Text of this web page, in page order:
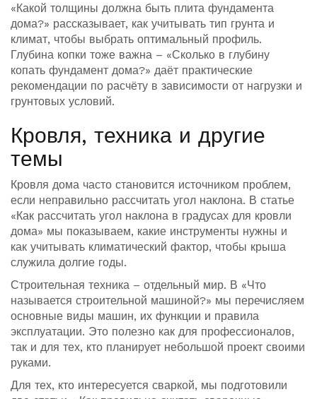
«Какой толщины должна быть плита фундамента
дома?» рассказывает, как учитывать тип грунта и
климат, чтобы выбрать оптимальный профиль.
Глубина копки тоже важна – «Сколько в глубину
копать фундамент дома?» даёт практические
рекомендации по расчёту в зависимости от нагрузки и
грунтовых условий.
Кровля, техника и другие
темы
Кровля дома часто становится источником проблем,
если неправильно рассчитать угол наклона. В статье
«Как рассчитать угол наклона в градусах для кровли
дома» мы показываем, какие инструменты нужны и
как учитывать климатический фактор, чтобы крыша
служила долгие годы.
Строительная техника – отдельный мир. В «Что
называется строительной машиной?» мы перечисляем
основные виды машин, их функции и правила
эксплуатации. Это полезно как для профессионалов,
так и для тех, кто планирует небольшой проект своими
руками.
Для тех, кто интересуется сваркой, мы подготовили